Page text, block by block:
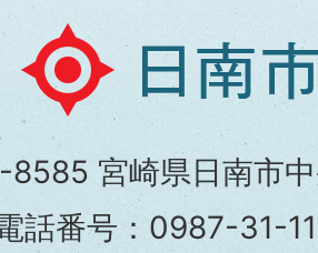
日
南
市
役
宮崎県日南市
話番号：0987-31-